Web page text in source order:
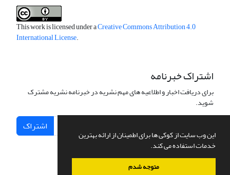
این وب سایت از کوکی ها برای اطمینان از ارائه بهترین
خدمات استفاده می کند.
متوجه شدم
This work is licensed under aCreative Commons Attribution 4.0
International License.
اشتراک خبرنامه
برای دریافت اخبار و اطلاعیه های مهم نشریه در خبرنامه نشریه مشترک
شوید.
اشتراک